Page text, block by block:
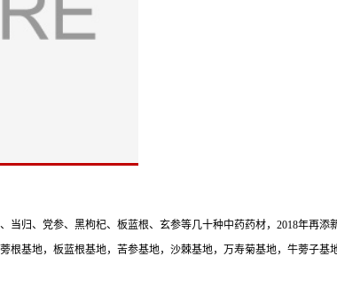
归、党参、黑枸杞、板蓝根、玄参等几十种中药药材，2018年再添
基地，板蓝根基地，苦参基地，沙棘基地，万寿菊基地，牛蒡子基